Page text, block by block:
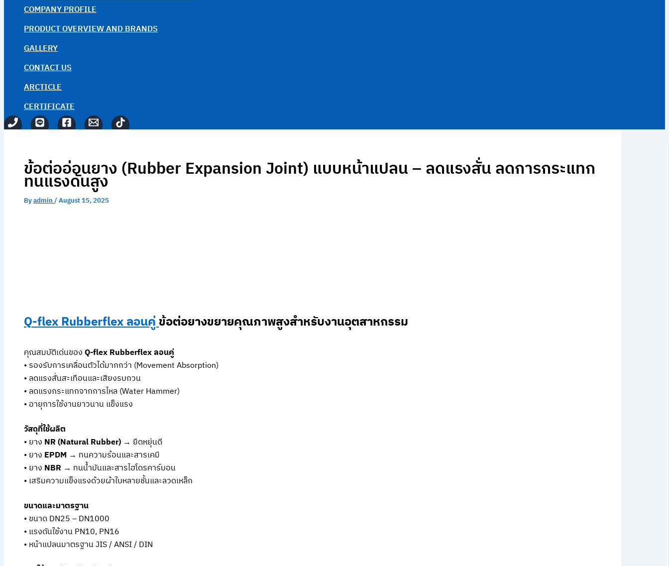
COMPANY PROFILE
PRODUCT OVERVIEW AND BRANDS
GALLERY
CONTACT US
ARCTICLE
CERTIFICATE
ข้อต่ออ่อนยาง (Rubber Expansion Joint) แบบหน้าแปลน – ลดแรงสั่น ลดการกระแทก
ทนแรงดันสูง
Byadmin/August 15, 2025
Q-flex Rubberflex ลอนคู่ข้อต่อยางขยายคุณภาพสูงสำหรับงานอุตสาหกรรม
คุณสมบัติเด่นของQ-flex Rubberflex ลอนคู่
• รองรับการเคลื่อนตัวได้มากกว่า (Movement Absorption)
• ลดแรงสั่นสะเทือนและเสียงรบกวน
• ลดแรงกระแทกจากการไหล (Water Hammer)
• อายุการใช้งานยาวนาน แข็งแรง
วัสดุที่ใช้ผลิต
• ยาง NR (Natural Rubber) → ยืดหยุ่นดี
• ยาง EPDM → ทนความร้อนและสารเคมี
• ยาง NBR → ทนน้ำมันและสารไฮโดรคาร์บอน
• เสริมความแข็งแรงด้วยผ้าใบหลายชั้นและลวดเหล็ก
ขนาดและมาตรฐาน
• ขนาด DN25 – DN1000
• แรงดันใช้งาน PN10, PN16
• หน้าแปลนมาตรฐาน JIS / ANSI / DIN